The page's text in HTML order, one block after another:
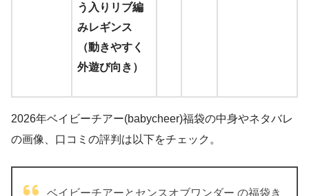
う入りリブ編
みレギンス
（動きやすく
外遊び向き）
2026年ベイビーチアー(babycheer)福袋の中身やネタバレ
の画像、口コミの評判は以下をチェック。
ベイビーチアーとセンスオブワンダー の福袋き